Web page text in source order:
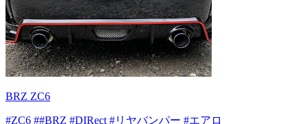
BRZ ZC6
#ZC6 ##BRZ #DIRect #リヤバンパー #エアロ